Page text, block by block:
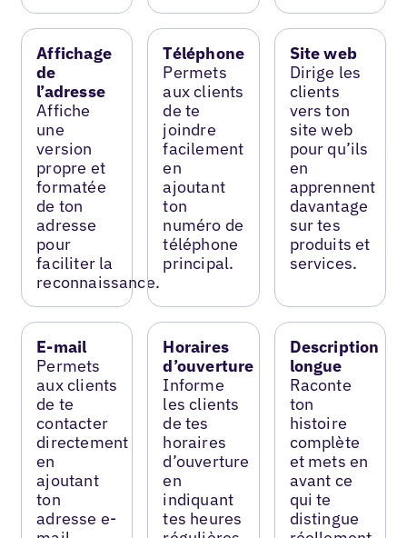
Affichage
de
l’adresse
Affiche
une
version
propre et
formatée
de ton
adresse
pour
faciliter la
reconnaissance.
Téléphone
Permets
aux clients
de te
joindre
facilement
en
ajoutant
ton
numéro de
téléphone
principal.
Site web
Dirige les
clients
vers ton
site web
pour qu’ils
en
apprennent
davantage
sur tes
produits et
services.
E-mail
Permets
aux clients
de te
contacter
directement
en
ajoutant
ton
adresse e-
Horaires
d’ouverture
Informe
les clients
de tes
horaires
d’ouverture
en
indiquant
tes heures
Description
longue
Raconte
ton
histoire
complète
et mets en
avant ce
qui te
distingue